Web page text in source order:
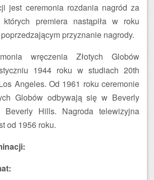
jest ceremonia rozdania nagród za
premiera nastąpiła w roku
przyznanie nagrody.
wręczenia Złotych Globów
1944 roku w studiach 20th
Angeles. Od 1961 roku ceremonie
Globów odbywają się w Beverly
Hills. Nagroda telewizyjna
od 1956 roku.